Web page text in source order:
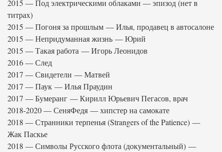
2015 — Под электрическими облаками — эпизод (нет в
титрах)
2015 — Погоня за прошлым — Илья, продавец в автосалоне
2015 — Непридуманная жизнь — Юрий
2015 — Такая работа — Игорь Леонидов
2016 — След
2017 — Свидетели — Матвей
2017 — Паук — Илья Праудин
2017 — Бумеранг — Кирилл Юрьевич Пегасов, врач
2018-2020 — СеняФедя — хипстер на самокате
2018 — Странники терпенья (Strangers of the Patience) —
Жак Паскье
2018 — Символы Русского флота (документальный) —